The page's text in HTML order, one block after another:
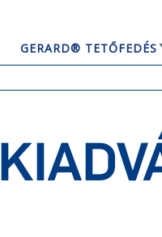
GERARD® TETŐFEDÉS